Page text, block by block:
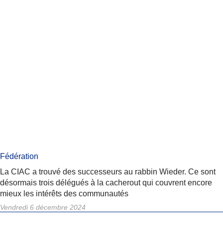
Fédération
La CIAC a trouvé des successeurs au rabbin Wieder. Ce sont
désormais trois délégués à la cacherout qui couvrent encore
mieux les intérêts des communautés
Vendredi 6 décembre 2024